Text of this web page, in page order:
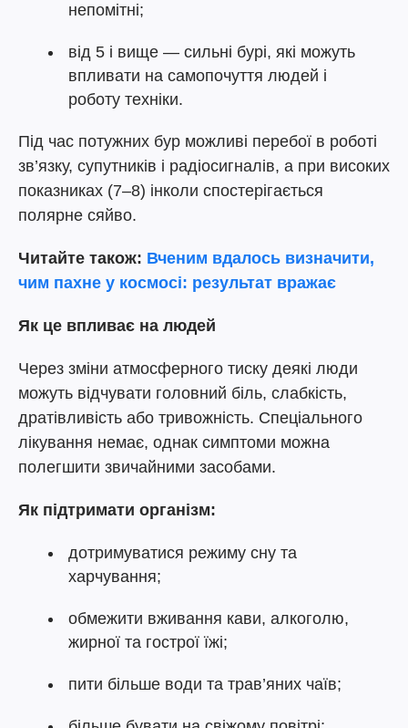
непомітні;
від 5 і вище — сильні бурі, які можуть
впливати на самопочуття людей і
роботу техніки.
Під час потужних бур можливі перебої в роботі
зв’язку, супутників і радіосигналів, а при високих
показниках (7–8) інколи спостерігається
полярне сяйво.
Читайте також: Вченим вдалось визначити,
чим пахне у космосі: результат вражає
Як це впливає на людей
Через зміни атмосферного тиску деякі люди
можуть відчувати головний біль, слабкість,
дратівливість або тривожність. Спеціального
лікування немає, однак симптоми можна
полегшити звичайними засобами.
Як підтримати організм:
дотримуватися режиму сну та
харчування;
обмежити вживання кави, алкоголю,
жирної та гострої їжі;
пити більше води та трав’яних чаїв;